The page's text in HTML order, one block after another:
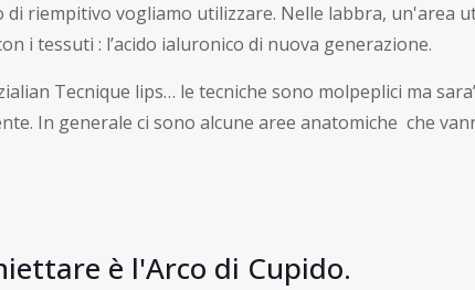
riempitivo vogliamo utilizzare. Nelle labbra,
i tessuti : l’acido ialuronico di nuova generazione.
Tecnique lips… le tecniche sono molpeplici ma
In generale ci sono alcune aree anatomiche che
è l'Arco di Cupido.